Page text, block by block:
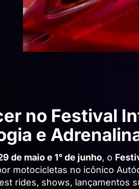
no Festival
e
de maio e 1° de junho, o
motocicletas no icônico
rides, shows, lançamentos